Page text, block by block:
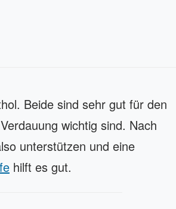
Beide sind sehr gut für den
wichtig sind. Nach
unterstützen und eine
hilft es gut.